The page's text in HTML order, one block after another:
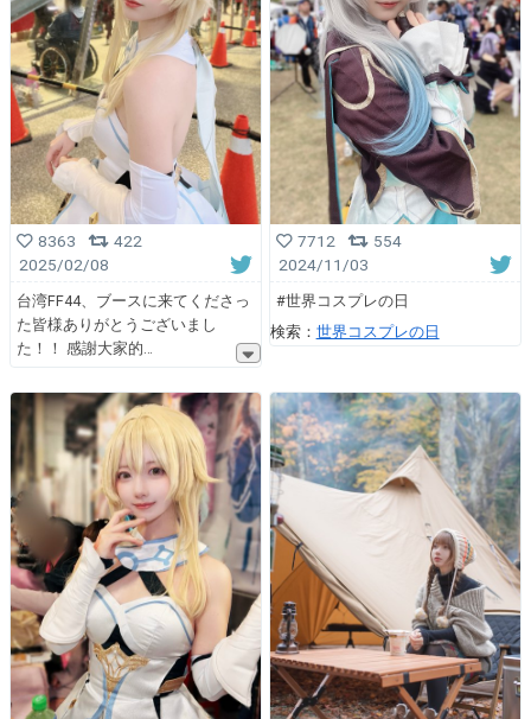
8363
422
2025/02/08
台湾FF44、ブースに来てくださっ
た皆様ありがとうございまし
た！！ 感謝大家的
7712
554
2024/11/03
#世界コスプレの日
検索： 世界コスプレの日